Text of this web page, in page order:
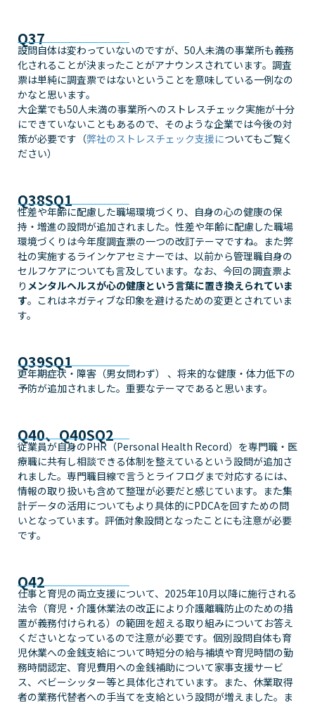
Q37
設問自体は変わっていないのですが、50人未満の事業所も義務
化されることが決まったことがアナウンスされています。調査
票は単純に調査票ではないということを意味している一例なの
かなと思います。
大企業でも50人未満の事業所へのストレスチェック実施が十分
にできていないこともあるので、そのような企業では今後の対
策が必要です（弊社のストレスチェック支援についてもご覧く
ださい）
Q38SQ1
性差や年齢に配慮した職場環境づくり、自身の心の健康の保
持・増進の設問が追加されました。性差や年齢に配慮した職場
環境づくりは今年度調査票の一つの改訂テーマですね。また弊
社の実施するラインケアセミナーでは、以前から管理職自身の
セルフケアについても言及しています。なお、今回の調査票よ
り メンタルヘルスが心の健康という言葉に置き換えられていま
す。これはネガティブな印象を避けるための変更とされていま
す。
Q39SQ1
更年期症状・障害（男女問わず） 、将来的な健康・体力低下の
予防が追加されました。重要なテーマであると思います。
Q40、Q40SQ2
従業員が自身のPHR（Personal Health Record）を専門職・医
療職に共有し相談できる体制を整えているという設問が追加さ
れました。専門職目線で言うとライフログまで対応するには、
情報の取り扱いも含めて整理が必要だと感じています。また集
計データの活用についてもより具体的にPDCAを回すための問
いとなっています。評価対象設問となったことにも注意が必要
です。
Q42
仕事と育児の両立支援について、2025年10月以降に施行される
法令（育児・介護休業法の改正により介護離職防止のための措
置が義務付けられる）の範囲を超える取り組みについてお答え
くださいとなっているので注意が必要です。個別設問自体も育
児休業への金銭支給について時短分の給与補填や育児時間の勤
務時間認定、育児費用への金銭補助について家事支援サービ
ス、ベビーシッター等と具体化されています。また、休業取得
者の業務代替者への手当てを支給という設問が増えました。ま